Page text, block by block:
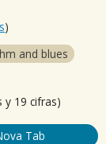
)
and blues
y 19 cifras)
Tab